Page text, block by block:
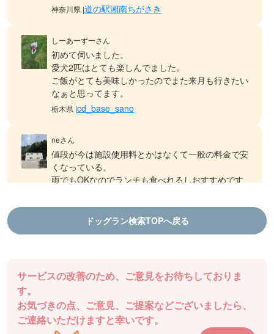
神奈川県 |道の駅湘南ちがさき
しーあーずーさん
初めて伺いました。
愛犬2匹はとても楽しんでました。
ご飯がとても美味しかったのでまた来月も行きたい
なぁと思ってます。
栃木県 |cd_base_sano
neさん
値段が今は施設使用料とかはなくて一般の料金で安
くなっている。
雨でもOKなのでランチも食べれるしおすすめです
徳島県 |ドッグランDOGFIELD
チャッピーさん
駐車場も近くてとても使いやすいです。
ドッグラン検索TOPへ戻る
サービスの改善のため、ご意見をお待ちしておりま
す。
お気づきの点、ご意見、ご提案などございましたら、
ご連絡いただけますと幸いです。